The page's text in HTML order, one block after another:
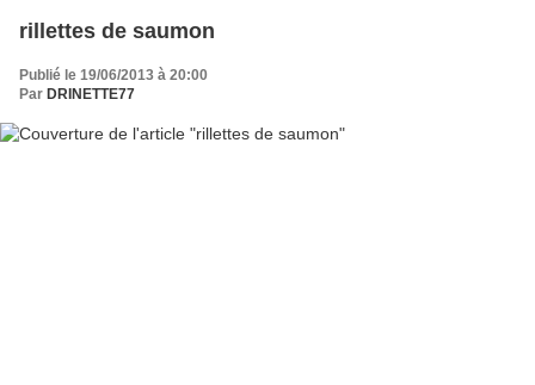
rillettes de saumon
Publié le 19/06/2013 à 20:00
Par DRINETTE77